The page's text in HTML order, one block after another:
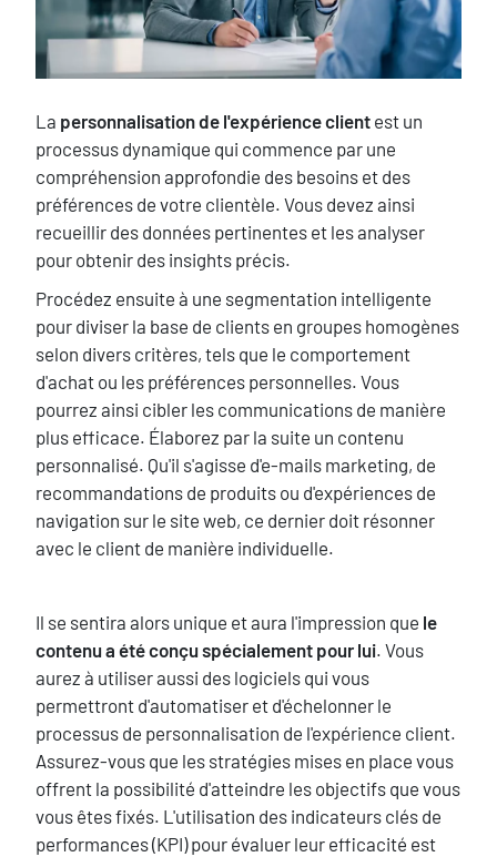
Texte
La personnalisation de l'expérience client est un
processus dynamique qui commence par une
compréhension approfondie des besoins et des
préférences de votre clientèle. Vous devez ainsi
recueillir des données pertinentes et les analyser
pour obtenir des insights précis.
Procédez ensuite à une segmentation intelligente
pour diviser la base de clients en groupes homogènes
selon divers critères, tels que le comportement
d'achat ou les préférences personnelles. Vous
pourrez ainsi cibler les communications de manière
plus efficace. Élaborez par la suite un contenu
personnalisé. Qu'il s'agisse d'e-mails marketing, de
recommandations de produits ou d'expériences de
navigation sur le site web, ce dernier doit résonner
avec le client de manière individuelle.
Texte
Il se sentira alors unique et aura l'impression que le
contenu a été conçu spécialement pour lui. Vous
aurez à utiliser aussi des logiciels qui vous
permettront d'automatiser et d'échelonner le
processus de personnalisation de l'expérience client.
Assurez-vous que les stratégies mises en place vous
offrent la possibilité d'atteindre les objectifs que vous
vous êtes fixés. L'utilisation des indicateurs clés de
performances (KPI) pour évaluer leur efficacité est